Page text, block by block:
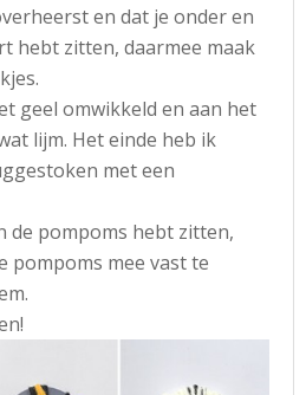
en dat je onder en
hebt zitten, daarmee maak
geel omwikkeld en aan het
lijm. Het einde heb ik
met een
de pompoms hebt zitten,
pompoms mee vast te